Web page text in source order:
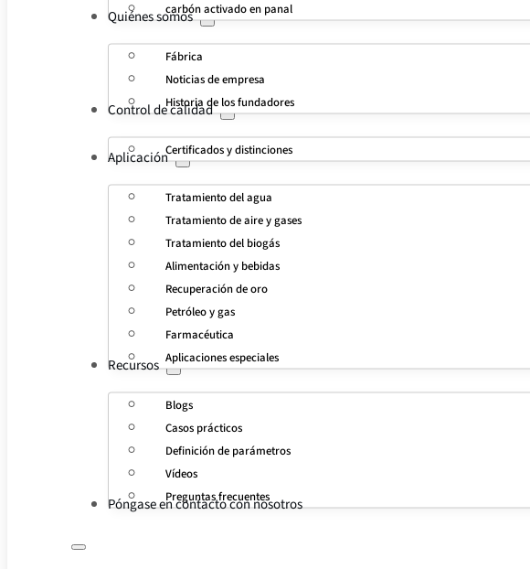
carbón activado en panal
Quiénes somos
Fábrica
Noticias de empresa
Historia de los fundadores
Control de calidad
Certificados y distinciones
Aplicación
Tratamiento del agua
Tratamiento de aire y gases
Tratamiento del biogás
Alimentación y bebidas
Recuperación de oro
Petróleo y gas
Farmacéutica
Aplicaciones especiales
Recursos
Blogs
Casos prácticos
Definición de parámetros
Vídeos
Preguntas frecuentes
Póngase en contacto con nosotros